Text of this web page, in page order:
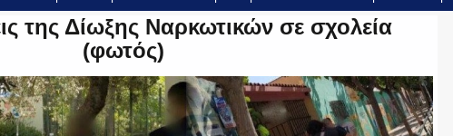
της Δίωξης Ναρκωτικών σε σχολεία
(φωτός)